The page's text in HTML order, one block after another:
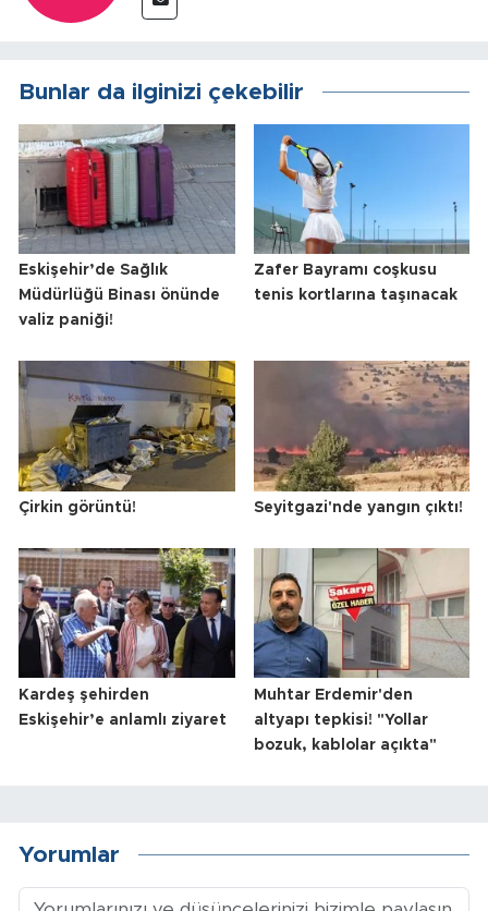
Bunlar da ilginizi çekebilir
Eskişehir’de Sağlık
Müdürlüğü Binası önünde
valiz paniği!
Zafer Bayramı coşkusu
tenis kortlarına taşınacak
Çirkin görüntü! Seyitgazi'nde yangın çıktı!
Kardeş şehirden
Eskişehir’e anlamlı ziyaret
Muhtar Erdemir'den
altyapı tepkisi! "Yollar
bozuk, kablolar açıkta"
Yorumlar